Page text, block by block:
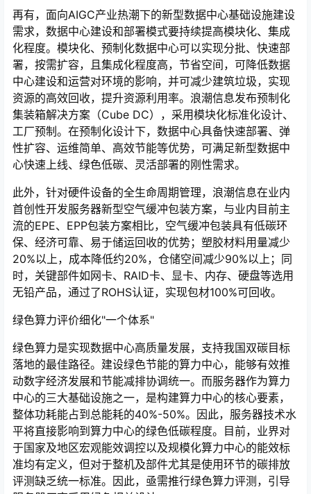
再有，面向AIGC产业热潮下的新型数据中心基础设施建设
需求，数据中心建设和部署模式要持续提高模块化、集成
化程度。模块化、预制化数据中心可以实现分批、快速部
署，按需扩容，且集成化程度高，节省空间，可降低数据
中心建设和运营对环境的影响，并可减少建筑垃圾，实现
资源的高效回收，提升资源利用率。浪潮信息发布预制化
集装箱解决方案（Cube DC），采用模块化标准化设计、
工厂预制。在预制化设计下，数据中心具备快速部署、弹
性扩容、运维简单、高效节能等优势，可满足新型数据中
心快速上线、绿色低碳、灵活部署的刚性需求。
此外，针对硬件设备的全生命周期管理，浪潮信息在业内
首创性开发服务器新型空气缓冲包装方案，与业内目前主
流的EPE、EPP包装方案相比，空气缓冲包装具有低碳环
保、经济可靠、易于储运回收的优势；塑胶材料用量减少
20%以上，成本降低约20%，仓储空间减少90%以上；同
时，关键部件如网卡、RAID卡、显卡、内存、硬盘等选用
无铅产品，通过了ROHS认证，实现包材100%可回收。
绿色算力评价细化"一个体系"
绿色算力是实现数据中心高质量发展，支持我国双碳目标
落地的最佳路径。建设绿色节能的算力中心，能够有效推
动数字经济发展和节能减排协调统一。而服务器作为算力
中心的三大基础设施之一，是构建算力中心的核心要素，
整体功耗能占到总能耗的40%-50%。因此，服务器技术水
平将直接影响到算力中心的绿色低碳程度。目前，业界对
于国家及地区宏观能效调控以及规模化算力中心的能效标
准均有定义，但对于整机及部件尤其是使用环节的碳排放
评测缺乏统一标准。因此，亟需推行绿色算力评测，引导